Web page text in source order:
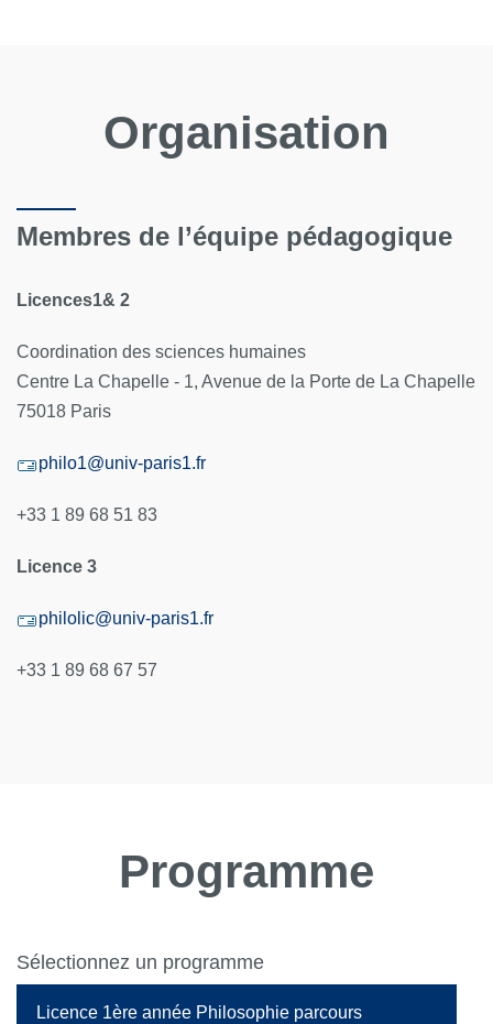
Organisation
Membres de l’équipe pédagogique
Licences1& 2
Coordination des sciences humaines
Centre La Chapelle - 1, Avenue de la Porte de La Chapelle
75018 Paris
philo1@univ-paris1.fr
+33 1 89 68 51 83
Licence 3
philolic@univ-paris1.fr
+33 1 89 68 67 57
Programme
Sélectionnez un programme
Licence 1ère année Philosophie parcours